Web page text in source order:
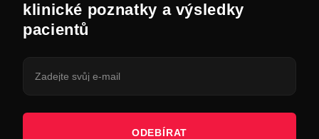
klinické poznatky a výsledky
pacientů
ODEBÍRAT